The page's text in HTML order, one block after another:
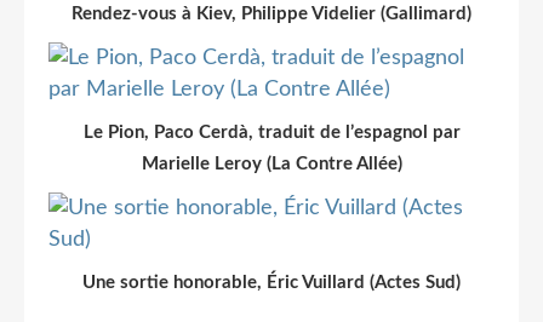
Rendez-vous à Kiev, Philippe Videlier (Gallimard)
Le Pion, Paco Cerdà, traduit de l’espagnol par
Marielle Leroy (La Contre Allée)
Une sortie honorable, Éric Vuillard (Actes Sud)